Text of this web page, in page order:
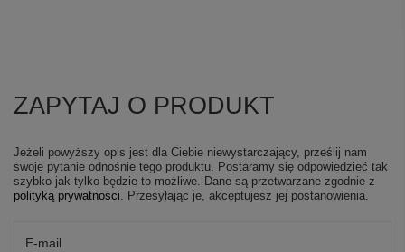
ZAPYTAJ O PRODUKT
Jeżeli powyższy opis jest dla Ciebie niewystarczający, prześlij nam
swoje pytanie odnośnie tego produktu. Postaramy się odpowiedzieć tak
szybko jak tylko będzie to możliwe. Dane są przetwarzane zgodnie z
polityką prywatności. Przesyłając je, akceptujesz jej postanowienia.
E-mail